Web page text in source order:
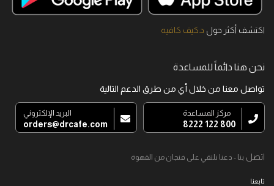
اكتشف أكثر حول د.كيف كافيه
نحن هنا دائماً للمساعدة
تواصل معنا من خلال أي من طرق الدعم التالية
مركز المساعدة
800 122 8222
البريد الإلكتروني
orders@drcafe.com
اتصل بنا - دعنا نلتقي على فنجان من القهوة
تابعنا